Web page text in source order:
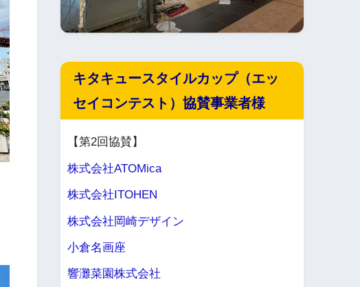
キタキュースタイルカップ（エッ
セイコンテスト）協賛事業者様
【第2回協賛】
株式会社ATOMica
株式会社ITOHEN
株式会社岡崎デザイン
小倉名画座
響灘菜園株式会社